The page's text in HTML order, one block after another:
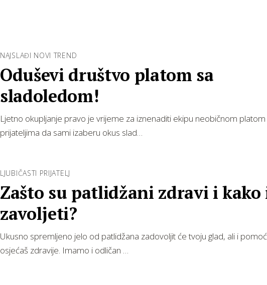
NAJSLAĐI NOVI TREND
Oduševi društvo platom sa
sladoledom!
Ljetno okupljanje pravo je vrijeme za iznenaditi ekipu neobičnom
prijateljima da sami izaberu okus slad…
LJUBIČASTI PRIJATELJ
Zašto su patlidžani zdravi i kako
zavoljeti?
Ukusno spremljeno jelo od patlidžana zadovoljit će tvoju glad, ali i
osjećaš zdravije. Imamo i odličan …